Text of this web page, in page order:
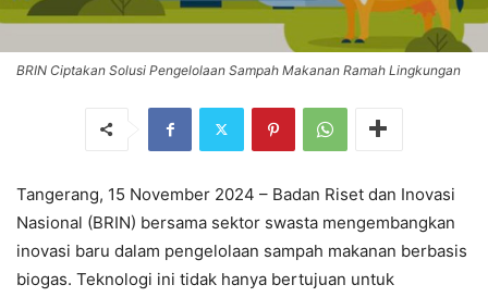
BRIN Ciptakan Solusi Pengelolaan Sampah Makanan Ramah Lingkungan
Tangerang, 15 November 2024 – Badan Riset dan Inovasi
Nasional (BRIN) bersama sektor swasta mengembangkan
inovasi baru dalam pengelolaan sampah makanan berbasis
biogas. Teknologi ini tidak hanya bertujuan untuk